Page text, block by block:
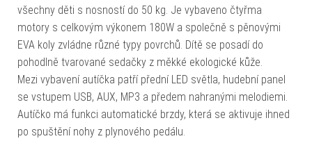
všechny děti s nosností do 50 kg. Je vybaveno čtyřma
motory s celkovým výkonem 180W a společně s pěnovými
EVA koly zvládne různé typy povrchů. Dítě se posadí do
pohodlně tvarované sedačky z měkké ekologické kůže.
Mezi vybavení autíčka patří přední LED světla, hudební panel
se vstupem USB, AUX, MP3 a předem nahranými melodiemi.
Autíčko má funkci automatické brzdy, která se aktivuje ihned
po spuštění nohy z plynového pedálu.